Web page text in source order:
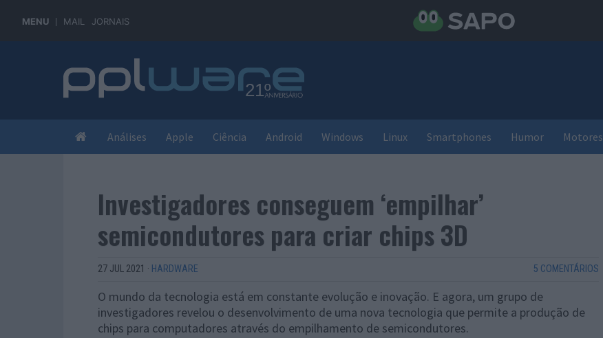
MENU MAIL JORNAIS
Análises Apple Ciência Android Windows Linux Smartphones Humor Motores
Investigadores conseguem ‘empilhar’
semicondutores para criar chips 3D
27 JUL 2021 · HARDWARE 5 COMENTÁRIOS
O mundo da tecnologia está em constante evolução e inovação. E agora, um grupo de
investigadores revelou o desenvolvimento de uma nova tecnologia que permite a produção de
chips para computadores através do empilhamento de semicondutores.